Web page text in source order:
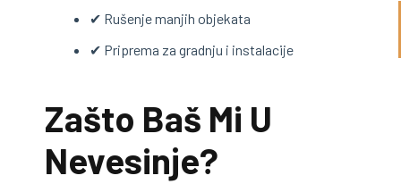
✔ Rušenje manjih objekata
✔ Priprema za gradnju i instalacije
Zašto Baš Mi U
Nevesinje?